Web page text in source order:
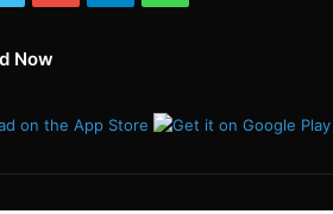
Now